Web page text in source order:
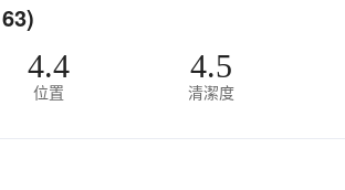
4.4
位置
4.5
清潔度